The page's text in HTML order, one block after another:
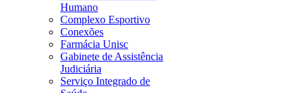
Humano
Complexo Esportivo
Conexões
Farmácia Unisc
Gabinete de Assistência
Judiciária
Serviço Integrado de